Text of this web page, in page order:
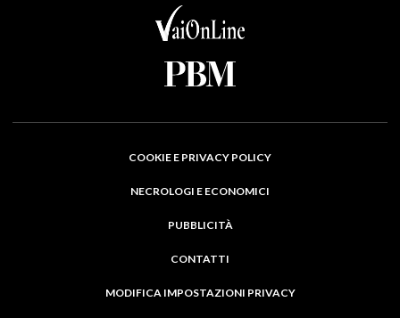
COOKIE E PRIVACY POLICY
NECROLOGI E ECONOMICI
PUBBLICITÀ
CONTATTI
MODIFICA IMPOSTAZIONI PRIVACY